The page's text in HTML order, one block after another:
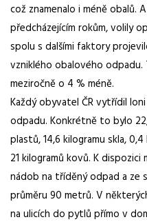
což znamenalo i méně
předcházejícím rokům, volily
spolu s dalšími faktory
vzniklého obalového odpadu.
meziročně o 4 % méně.
Každý obyvatel ČR vytřídil
odpadu. Konkrétně to bylo
plastů, 14,6 kilogramu skla,
21 kilogramů kovů. K
nádob na tříděný odpad a ze
průměru 90 metrů. V
na ulicích do pytlů přímo v